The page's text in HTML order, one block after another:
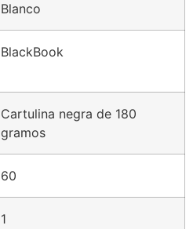
Blanco
BlackBook
Cartulina negra de 180
gramos
60
1